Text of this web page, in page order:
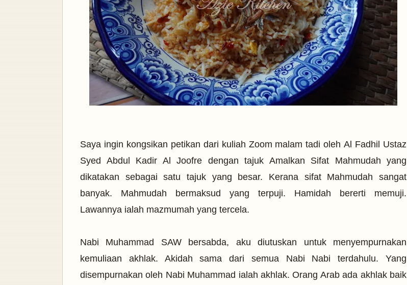
Saya ingin kongsikan petikan dari kuliah Zoom malam tadi olehAl Fadhil Ustaz
Syed Abdul Kadir Al Joofre dengan tajuk Amalkan Sifat Mahmudah yang
dikatakan sebagai satu tajuk yang besar. Kerana sifat Mahmudah sangat
banyak. Mahmudah bermaksud yang terpuji. Hamidah bererti memuji.
Lawannya ialah mazmumah yang tercela.
Nabi Muhammad SAW bersabda, aku diutuskan untuk menyempurnakan
kemuliaan akhlak. Akidah sama dari semua Nabi Nabi terdahulu. Yang
disempurnakan oleh Nabi Muhammad ialah akhlak. Orang Arab ada akhlak baik